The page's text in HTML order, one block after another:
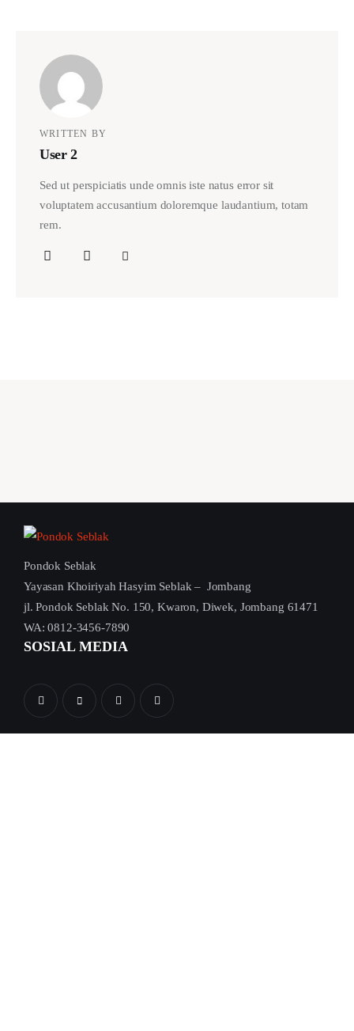
WRITTEN BY
User 2
Sed ut perspiciatis unde omnis iste natus error sit
voluptatem accusantium doloremque laudantium, totam
rem.
Pondok Seblak
Yayasan Khoiriyah Hasyim Seblak – Jombang
jl. Pondok Seblak No. 150, Kwaron, Diwek, Jombang 61471
WA: 0812-3456-7890
SOSIAL MEDIA